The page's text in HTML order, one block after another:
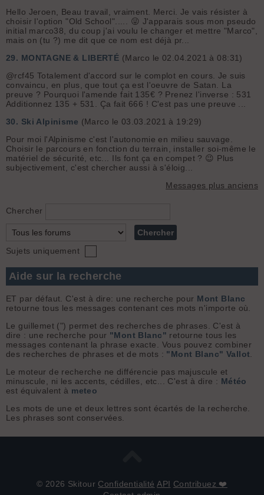
Hello Jeroen, Beau travail, vraiment. Merci. Je vais résister à
choisir l'option "Old School"..... 😜 J'apparais sous mon pseudo
initial marco38, du coup j'ai voulu le changer et mettre "Marco",
mais on (tu ?) me dit que ce nom est déjà pr...
29. MONTAGNE & LIBERTÉ (Marco le 02.04.2021 à 08:31)
@rcf45 Totalement d'accord sur le complot en cours. Je suis
convaincu, en plus, que tout ça est l'oeuvre de Satan. La
preuve ? Pourquoi l'amende fait 135€ ? Prenez l'inverse : 531
Additionnez 135 + 531. Ça fait 666 ! C'est pas une preuve ...
30. Ski Alpinisme (Marco le 03.03.2021 à 19:29)
Pour moi l'Alpinisme c'est l'autonomie en milieu sauvage.
Choisir le parcours en fonction du terrain, installer soi-même le
matériel de sécurité, etc... Ils font ça en compet ? 😉 Plus
subjectivement, c'est chercher aussi à s'éloig...
Messages plus anciens
Chercher
Sujets uniquement
Aide sur la recherche
ET par défaut. C'est à dire: une recherche pour Mont Blanc
retourne tous les messages contenant ces mots n'importe où.
Le guillemet (") permet des recherches de phrases. C'est à
dire : une recherche pour "Mont Blanc" retourne tous les
messages contenant la phrase exacte. Vous pouvez combiner
des recherches de phrases et de mots : "Mont Blanc" Vallot
Le moteur de recherche ne différencie pas majuscule et
minuscule, ni les accents, cédilles, etc... C'est à dire : Météo
est équivalent à meteo
Les mots de une et deux lettres sont écartés de la recherche.
Les phrases sont conservées.
© 2026 Skitour Confidentialité API Contribuez ❤️